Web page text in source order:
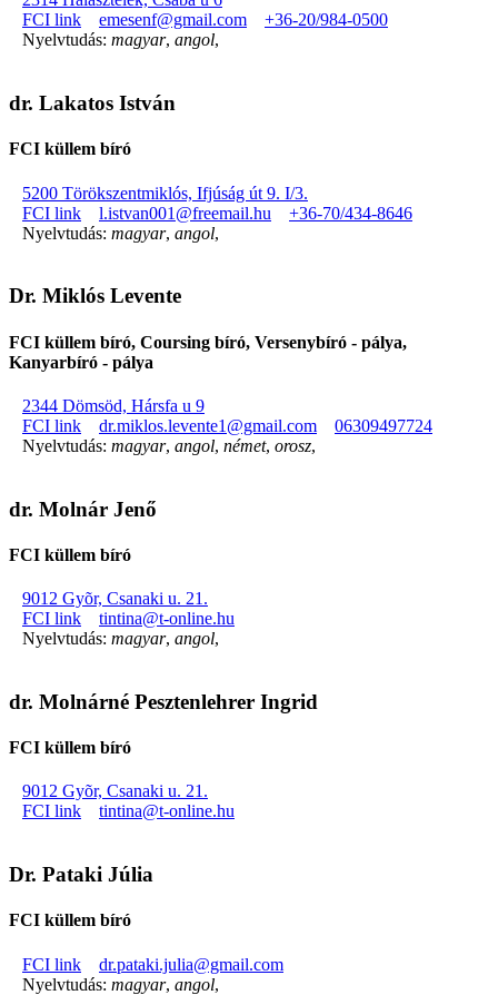
FCI link
emesenf@gmail.com
+36-20/984-0500
Nyelvtudás: magyar, angol,
dr. Lakatos István
FCI küllem bíró
5200 Törökszentmiklós, Ifjúság út 9. I/3.
FCI link
l.istvan001@freemail.hu
+36-70/434-8646
Nyelvtudás: magyar, angol,
Dr. Miklós Levente
FCI küllem bíró, Coursing bíró, Versenybíró - pálya,
Kanyarbíró - pálya
2344 Dömsöd, Hársfa u 9
FCI link
dr.miklos.levente1@gmail.com
06309497724
Nyelvtudás: magyar, angol, német, orosz,
dr. Molnár Jenő
FCI küllem bíró
9012 Gyõr, Csanaki u. 21.
FCI link
tintina@t-online.hu
Nyelvtudás: magyar, angol,
dr. Molnárné Pesztenlehrer Ingrid
FCI küllem bíró
9012 Gyõr, Csanaki u. 21.
FCI link
tintina@t-online.hu
Dr. Pataki Júlia
FCI küllem bíró
FCI link
dr.pataki.julia@gmail.com
Nyelvtudás: magyar, angol,